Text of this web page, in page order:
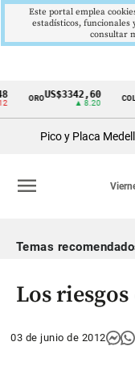
Cintillo
Colombia
OROUS$3342,60
▲ 8.20
Pico y Placa
menu
Temas
Los
03 de junio de 2012
Este portal emplea
estadísticos, funcionales
consultar